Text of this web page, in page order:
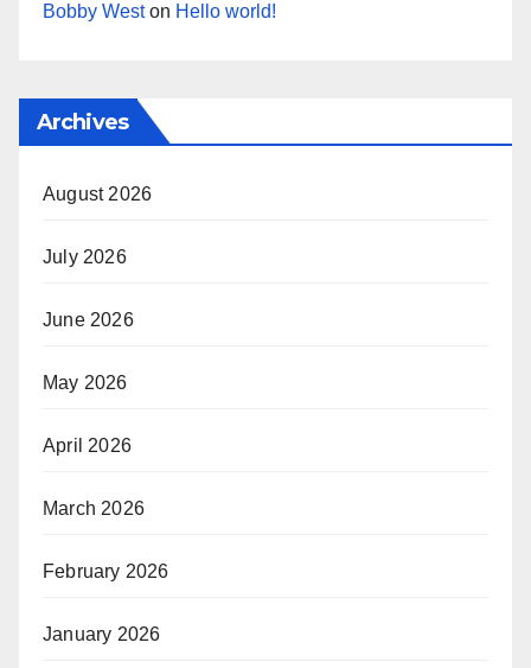
Bobby Weston Hello world!
Archives
August 2026
July 2026
June 2026
May 2026
April 2026
March 2026
February 2026
January 2026